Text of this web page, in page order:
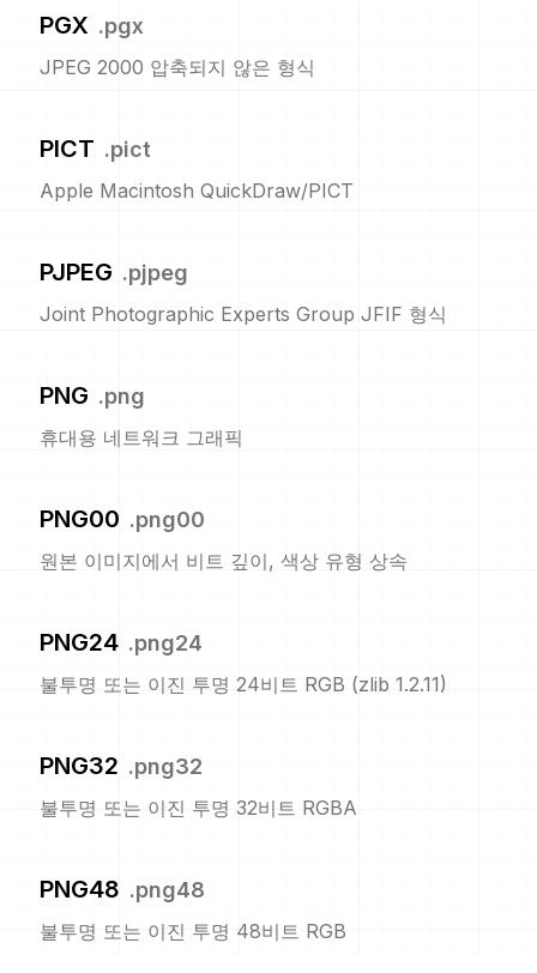
PGX .pgx
JPEG 2000 압축되지 않은 형식
PICT .pict
Apple Macintosh QuickDraw/PICT
PJPEG .pjpeg
Joint Photographic Experts Group JFIF 형식
PNG .png
휴대용 네트워크 그래픽
PNG00 .png00
원본 이미지에서 비트 깊이, 색상 유형 상속
PNG24 .png24
불투명 또는 이진 투명 24비트 RGB (zlib 1.2.11)
PNG32 .png32
불투명 또는 이진 투명 32비트 RGBA
PNG48 .png48
불투명 또는 이진 투명 48비트 RGB